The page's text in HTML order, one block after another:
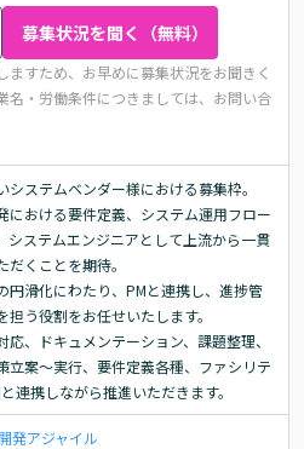
募集状況を聞く（無料）
ますため、お早めに募集状況をお聞きく
名・労働条件につきましては、お問い合
システムベンダー様における募集枠。
における要件定義、システム運用フロー
システムエンジニアとして上流から一貫
だくことを期待。
円滑化にわたり、PMと連携し、進捗管
担う役割をお任せいたします。
応、ドキュメンテーション、課題整理、
立案～実行、要件定義各種、ファシリテ
連携しながら推進いただきます。
発アジャイル